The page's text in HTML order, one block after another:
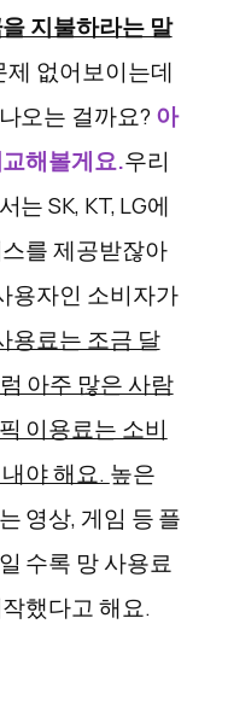
지불하라는 말
제 없어보이는데
오는 걸까요? 아
해볼게요.우리
는 SK, KT, LG에
를 제공받잖아
용자인 소비자가
용료는 조금 달
아주 많은 사람
이용료는 소비
야 해요. 높은
영상, 게임 등 플
수록 망 사용료
했다고 해요.